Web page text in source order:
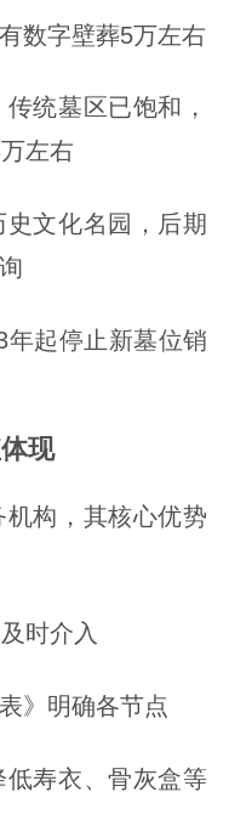
数字壁葬5万左右
统墓区已饱和，
左右
文化名园，后期
起停止新墓位销
现
构，其核心优势
时介入
》明确各节点
寿衣、骨灰盒等